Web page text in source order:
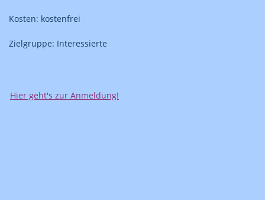
Kosten: kostenfrei
Zielgruppe: Interessierte
Hier geht's zur Anmeldung!